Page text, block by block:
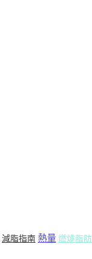
減脂指南 熱量 燃燒脂肪